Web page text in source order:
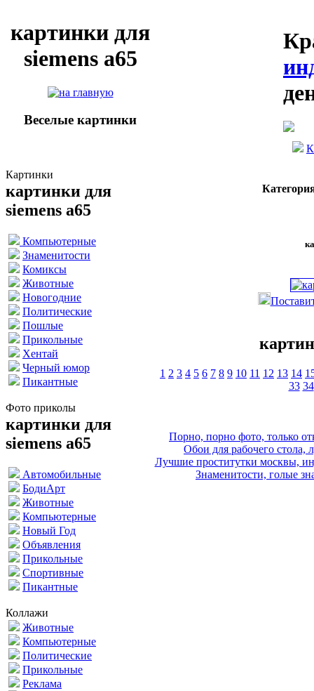
картинки для
siemens a65
Веселые картинки
Картинки
картинки для
siemens a65
Компьютерные
Знаменитости
Комиксы
Животные
Новогодние
Политические
Пошлые
Прикольные
Хентай
Черный юмор
Пикантные
Фото приколы
картинки для
siemens a65
Автомобильные
БодиАрт
Животные
Компьютерные
Новый Год
Объявления
Прикольные
Спортивные
Пикантные
Коллажи
Животные
Компьютерные
Политические
Прикольные
Реклама
1 2 3 4 5 6 7 8 9 10 11 12 13 14
33 34
Порно, порно фото, только
Обои для рабочего стола,
Лучшие проститутки москвы,
Знаменитости, голые